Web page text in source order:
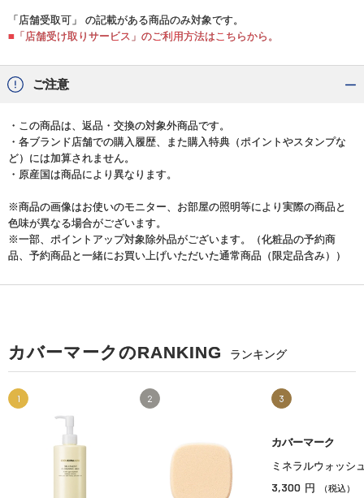
「店舗受取可」 の記載がある商品のみ対象です。
■「店舗受け取りサービス」のご利用方法はこちらから。
ご注意
・この商品は、返品・交換の対象外商品です。
・各ブランド店舗での購入履歴、また購入特典（ポイントやスタンプな
ど）には加算されません。
・原産国は商品により異なります。
※商品の画像はお使いのモニター、お部屋の照明等により実際の商品と
色味が異なる場合がございます。
※一部、ポイントアップ対象除外品がございます。（化粧品の予約商
品、予約商品と一緒にお買い上げいただいた通常商品（限定品含み））
カバーマークのRANKING ランキング
1 2 3
カバーマーク
ミネラルウォッシ
3,300 円 （税込）